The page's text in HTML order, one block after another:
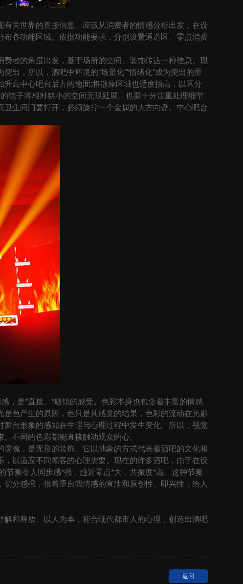
关世界的直接信息。应该从消费者的情感分析出发，在设
各功能区域。依据功能要求，分别设置通道区、零点消费
者的角度出发，基于场所的空间、装饰传达一种信息。现
出，所以，酒吧中环境的“场景化”“情绪化”成为突出的重
高中心吧台后方的地面;将散座区域也适度抬高，以区分
镜子将相对狭小的空间无限延展。也要十分注重处理细节
生间门要打开，必须旋拧一个金属的大方向盘。中心吧台
，是*直接、*敏锐的感受。色彩本身也包含着丰富的情感
色产生的原因，色只是其感觉的结果，色彩的流动在光影
台形象的感知在生理与心理过程中发生变化。所以，视觉
不同的色彩都能直接触动观众的心。
魂，是无形的装饰。它以抽象的方式代表着酒吧的文化和
以适应不同顾客的心理需要。现在的许多酒吧，由于在设
奏令人同步感*强，趋近零点*大，共振度*高。这种节奏
分感强，很着重自我情感的宣泄和原创性、即兴性，给人
和释放。以人为本，迎合现代都市人的心理，创造出酒吧
返回